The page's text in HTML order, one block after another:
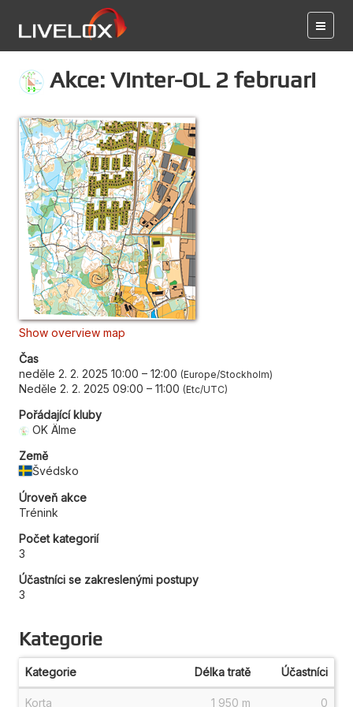
Akce: Vinter-OL 2 februari
Show overview map
Čas
neděle 2. 2. 2025 10:00 – 12:00 Europe/Stockholm
Neděle 2. 2. 2025 09:00 – 11:00 Etc/UTC
Pořádající kluby
OK Älme
Země
Švédsko
Úroveň akce
Trénink
Počet kategorií
3
Účastníci se zakreslenými postupy
3
Kategorie
Kategorie Délka tratě Účastníci
Korta 1 950 m 0